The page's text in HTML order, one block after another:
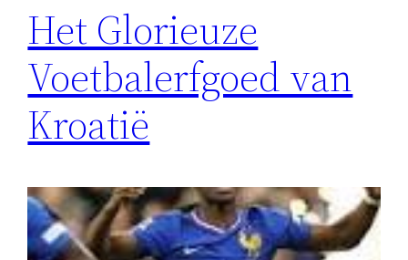
Het Glorieuze
Voetbalerfgoed van
Kroatië